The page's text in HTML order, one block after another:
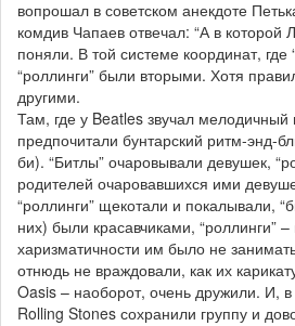
вопрошал в советском анекдоте
комдив Чапаев отвечал: “А в
поняли. В той системе координат,
“роллинги” были вторыми. Хотя
другими.
Там, где у Beatles звучал
предпочитали бунтарский ритм-энд-
би). “Битлы” очаровывали девушек,
родителей очаровавшихся ими
“роллинги” щекотали и покалывали,
них) были красавчиками, “роллинги”
харизматичности им было не
отнюдь не враждовали, как их
Oasis – наоборот, очень дружили. И,
Rolling Stones сохранили группу и